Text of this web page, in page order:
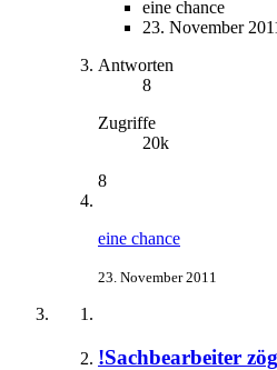
eine chance
23. November
Antworten
8
Zugriffe
20k
8
eine chance
23. November 2011
!Sachbearbeiter